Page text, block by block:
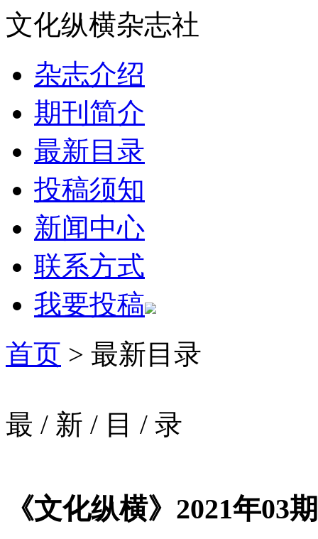
文化纵横杂志社
杂志介绍
期刊简介
最新目录
投稿须知
新闻中心
联系方式
我要投稿
首页 > 最新目录
最 / 新 / 目 / 录
《文化纵横》2021年03期